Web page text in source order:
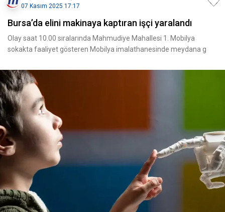
07 Kasım 2025 17:17
Bursa’da elini makinaya kaptıran işçi yaralandı
Olay saat 10.00 sıralarında Mahmudiye Mahallesi 1. Mobilya
sokakta faaliyet gösteren Mobilya imalathanesinde meydana g